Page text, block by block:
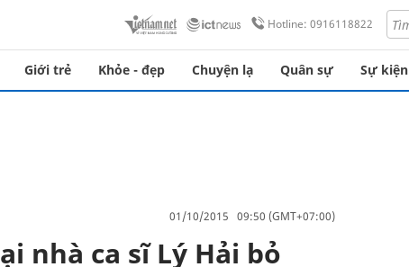
Hotline: 0916118822
Giới trẻ Khỏe - đẹp Chuyện lạ Quân sự Sự kiện
01/10/2015 09:50 (GMT+07:00)
nhà ca sĩ Lý Hải bỏ